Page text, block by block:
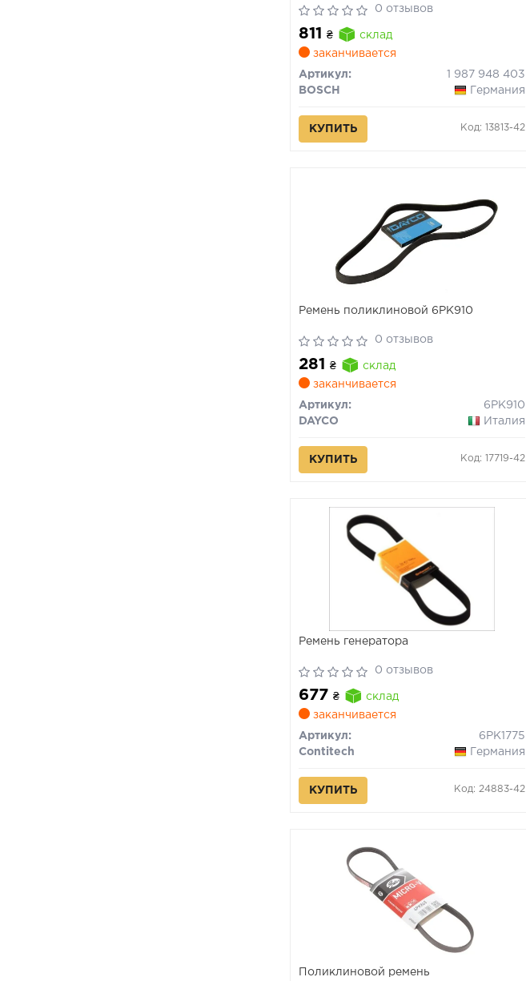
(7 PK 1970)
0 отзывов
811 ₴
склад
заканчивается
Артикул:
1 987 948 403
BOSCH
Германия
КУПИТЬ Код: 13813-42
Ремень поликлиновой 6PK910
0 отзывов
281 ₴
склад
заканчивается
Артикул:
6PK910
DAYCO
Италия
КУПИТЬ Код: 17719-42
Ремень генератора
0 отзывов
677 ₴
склад
заканчивается
Артикул:
6PK1775
Contitech
Германия
КУПИТЬ Код: 24883-42
Поликлиновой ремень